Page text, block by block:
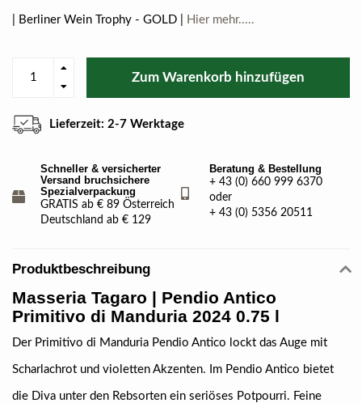
| Berliner Wein Trophy - GOLD | Hier mehr.....
Zum Warenkorb hinzufügen
Lieferzeit: 2-7 Werktage
Schneller & versicherter
Versand bruchsichere
Spezialverpackung
GRATIS ab € 89 Österreich
Deutschland ab € 129
Beratung & Bestellung
+ 43 (0) 660 999 6370
oder
+ 43 (0) 5356 20511
Produktbeschreibung
Masseria Tagaro | Pendio Antico
Primitivo di Manduria 2024 0.75 l
Der Primitivo di Manduria Pendio Antico lockt das Auge mit
Scharlachrot und violetten Akzenten. Im Pendio Antico bietet
die Diva unter den Rebsorten ein seriöses Potpourri. Feine